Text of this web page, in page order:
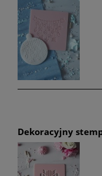
Dekoracyjny